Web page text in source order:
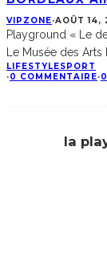
VIPZONE·AOÛT 14,
Playground « Le
Le Musée des
LIFESTYLESPORT
·0 COMMENTAIRE·0
la